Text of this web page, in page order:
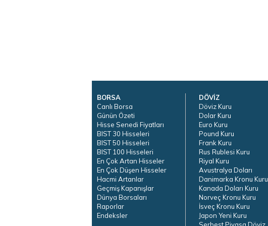
BORSA
Canlı Borsa
Günün Özeti
Hisse Senedi Fiyatları
BIST 30 Hisseleri
BIST 50 Hisseleri
BIST 100 Hisseleri
En Çok Artan Hisseler
En Çok Düşen Hisseler
Hacmi Artanlar
Geçmiş Kapanışlar
Dünya Borsaları
Raporlar
Endeksler
DÖVİZ
Döviz Kuru
Dolar Kuru
Euro Kuru
Pound Kuru
Frank Kuru
Rus Rublesi Kuru
Riyal Kuru
Avustralya Doları
Danimarka Kronu Kuru
Kanada Doları Kuru
Norveç Kronu Kuru
İsveç Kronu Kuru
Japon Yeni Kuru
Serbest Piyasa Döviz